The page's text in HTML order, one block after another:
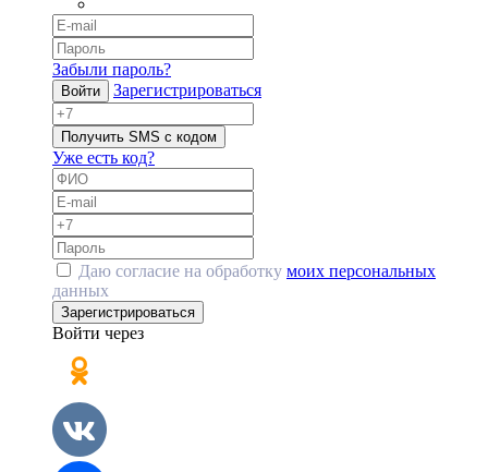
Забыли пароль?
Войти Зарегистрироваться
Получить SMS с кодом
Уже есть код?
Даю согласие на обработку моих персональных
данных
Зарегистрироваться
Войти через